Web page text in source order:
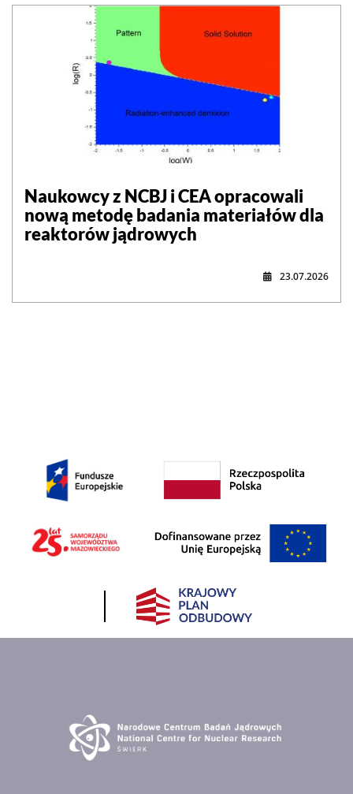
Naukowcy z NCBJ i CEA opracowali
nową metodę badania materiałów dla
reaktorów jądrowych
23.07.2026